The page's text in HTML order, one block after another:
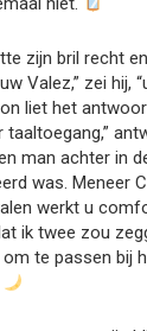
zijn bril recht
Valez,” zei hij,
liet het
man achter in
was. Meneer
werkt u
ik twee zou
te passen bij